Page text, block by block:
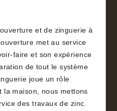
et de zinguerie à
met au service
faire et son expérience
de tout le système
joue un rôle
la maison, nous mettons
des travaux de zinc.